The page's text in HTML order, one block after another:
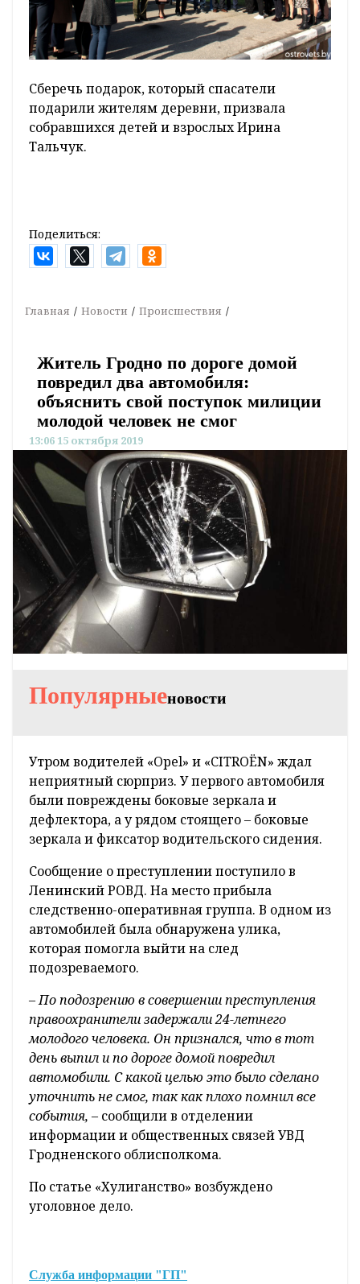
Сберечь подарок, который спасатели
подарили жителям деревни, призвала
собравшихся детей и взрослых Ирина
Тальчук.
Поделиться:
Главная Новости Происшествия
Житель Гродно по дороге домой
повредил два автомобиля:
объяснить свой поступок милиции
молодой человек не смог
13:06 15 октября 2019
Популярныеновости
Утром водителей «Opel» и «CITROËN» ждал
неприятный сюрприз. У первого автомобиля
были повреждены боковые зеркала и
дефлектора, а у рядом стоящего – боковые
зеркала и фиксатор водительского сидения.
Сообщение о преступлении поступило в
Ленинский РОВД. На место прибыла
следственно-оперативная группа. В одном из
автомобилей была обнаружена улика,
которая помогла выйти на след
подозреваемого.
– По подозрению в совершении преступления
правоохранители задержали 24-летнего
молодого человека. Он признался, что в тот
день выпил и по дороге домой повредил
автомобили. С какой целью это было сделано
уточнить не смог, так как плохо помнил все
события, – сообщили в отделении
информации и общественных связей УВД
Гродненского облисполкома.
По статье «Хулиганство» возбуждено
уголовное дело.
Служба информации "ГП"